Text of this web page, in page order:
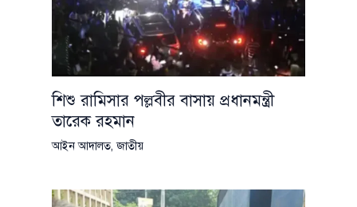
শিশু রামিসার পল্লবীর বাসায় প্রধানমন্ত্রী
তারেক রহমান
আইন আদালত,জাতীয়